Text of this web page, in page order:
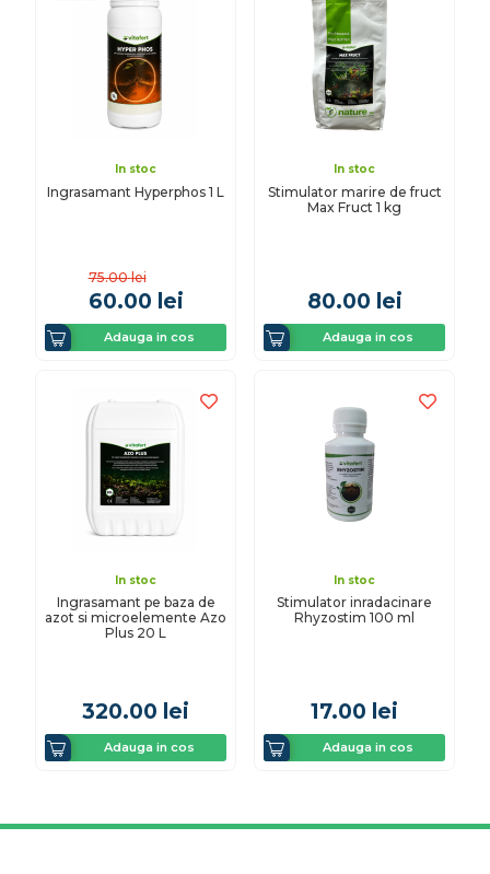
In stoc
Ingrasamant Hyperphos 1 L
75.00 lei
60.00 lei
Adauga in cos
In stoc
Stimulator marire de fruct
Max Fruct 1 kg
80.00 lei
Adauga in cos
In stoc
Ingrasamant pe baza de
azot si microelemente Azo
Plus 20 L
320.00 lei
Adauga in cos
In stoc
Stimulator inradacinare
Rhyzostim 100 ml
17.00 lei
Adauga in cos